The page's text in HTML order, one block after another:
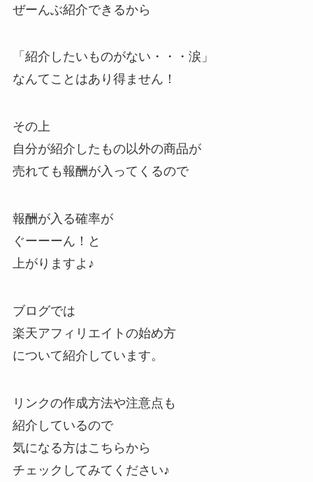
ぜーんぶ紹介できるから
「紹介したいものがない・・・涙」
なんてことはあり得ません！
その上
自分が紹介したもの以外の商品が
売れても報酬が入ってくるので
報酬が入る確率が
ぐーーーん！と
上がりますよ♪
ブログでは
楽天アフィリエイトの始め方
について紹介しています。
リンクの作成方法や注意点も
紹介しているので
気になる方はこちらから
チェックしてみてください♪